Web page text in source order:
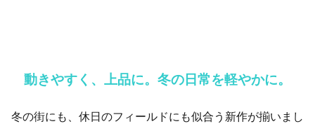
動きやすく、上品に。冬の日常を軽やかに。
冬の街にも、休日のフィールドにも似合う新作が揃いまし